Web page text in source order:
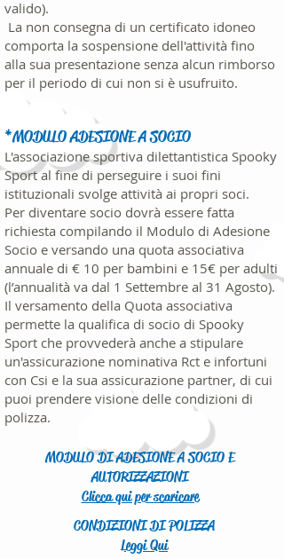
valido).
La non consegna di un certificato idoneo
comporta la sospensione dell'attività fino
alla sua presentazione senza alcun rimborso
per il periodo di cui non si è usufruito.
*MODULO ADESIONE A SOCIO
L'associazione sportiva dilettantistica Spooky
Sport al fine di perseguire i suoi fini
istituzionali svolge attività ai propri soci.
Per diventare socio dovrà essere fatta
richiesta compilando il Modulo di Adesione
Socio e versando una quota associativa
annuale di € 10 per bambini e 15€ per adulti
(l’annualità va dal 1 Settembre al 31 Agosto).
Il versamento della Quota associativa
permette la qualifica di socio di Spooky
Sport che provvederà anche a stipulare
un'assicurazione nominativa Rct e infortuni
con Csi e la sua assicurazione partner, di cui
puoi prendere visione delle condizioni di
polizza.
MODULO DI ADESIONE A SOCIO E
AUTORIZZAZIONI
Clicca qui per scaricare
CONDIZIONI DI POLIZZA
Leggi Qui